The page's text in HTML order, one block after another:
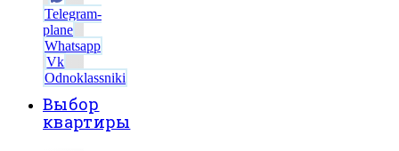
Telegram-
plane
Whatsapp
Vk
Odnoklassniki
Выбор
квартиры